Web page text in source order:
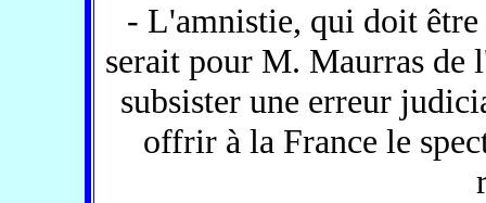
- L'amnistie, qui doit
serait pour M. Maurras de
subsister une erreur
offrir à la France le